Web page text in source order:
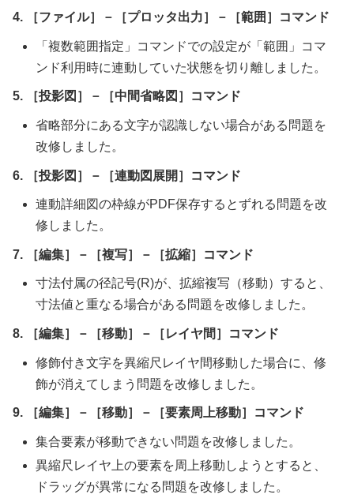
4. ［ファイル］－［プロッタ出力］－［範囲］コマンド
「複数範囲指定」コマンドでの設定が「範囲」コマ
ンド利用時に連動していた状態を切り離しました。
5. ［投影図］－［中間省略図］コマンド
省略部分にある文字が認識しない場合がある問題を
改修しました。
6. ［投影図］－［連動図展開］コマンド
連動詳細図の枠線がPDF保存するとずれる問題を改
修しました。
7. ［編集］－［複写］－［拡縮］コマンド
寸法付属の径記号(R)が、拡縮複写（移動）すると、
寸法値と重なる場合がある問題を改修しました。
8. ［編集］－［移動］－［レイヤ間］コマンド
修飾付き文字を異縮尺レイヤ間移動した場合に、修
飾が消えてしまう問題を改修しました。
9. ［編集］－［移動］－［要素周上移動］コマンド
集合要素が移動できない問題を改修しました。
異縮尺レイヤ上の要素を周上移動しようとすると、
ドラッグが異常になる問題を改修しました。